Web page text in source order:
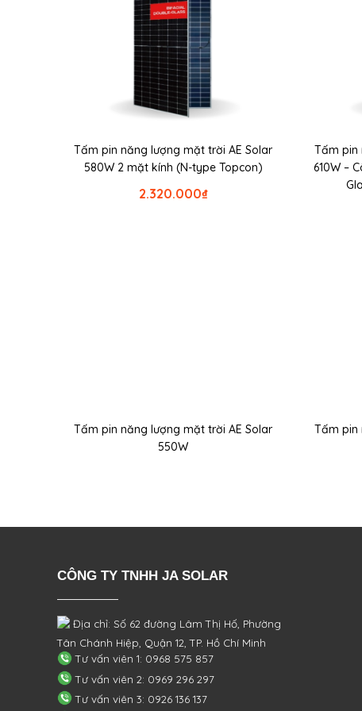
Tấm pin năng lượng mặt trời AE Solar
580W 2 mặt kính (N-type Topcon)
₫
2.320.000
Tấm pin
610W –
Tấm pin năng lượng mặt trời AE Solar
550W
Tấm pin
CÔNG TY TNHH JA SOLAR
Địa chỉ: Số 62 đường Lâm Thị Hố, Phường
Tân Chánh Hiệp, Quận 12, TP. Hồ Chí Minh
Tư vấn viên 1: 0968 575 857
Tư vấn viên 2: 0969 296 297
Tư vấn viên 3: 0926 136 137